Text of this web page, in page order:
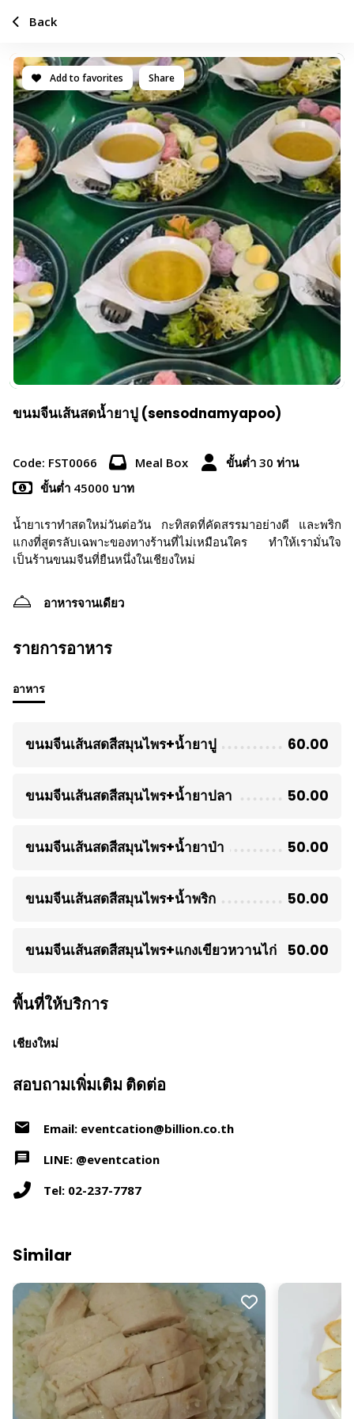
Add to favorites Share
ขนมจีนเส้นสดน้ำยาปู (sensodnamyapoo)
Code: FST0066 Meal Box
ขั้นต่ำ 30 ท่าน
ขั้นต่ำ 45000 บาท
น้ำยาเราทำสดใหม่วันต่อวัน กะทิสดที่คัดสรรมาอย่างดี และพริก
แกงที่สูตรลับเฉพาะของทางร้านที่ไม่เหมือนใคร ทำให้เรามั่นใจ
เป็นร้านขนมจีนที่ยืนหนึ่งในเชียงใหม่
อาหารจานเดียว
รายการอาหาร
อาหาร
ขนมจีนเส้นสดสีสมุนไพร+น้ำยาปู 60.00
ขนมจีนเส้นสดสีสมุนไพร+น้ำยาปลา 50.00
ขนมจีนเส้นสดสีสมุนไพร+น้ำยาป่า 50.00
ขนมจีนเส้นสดสีสมุนไพร+น้ำพริก 50.00
ขนมจีนเส้นสดสีสมุนไพร+แกงเขียวหวานไก่ 50.00
พื้นที่ให้บริการ
เชียงใหม่
สอบถามเพิ่มเติม ติดต่อ
Email: eventcation@billion.co.th
LINE: @eventcation
Tel: 02-237-7787
Back
Similar